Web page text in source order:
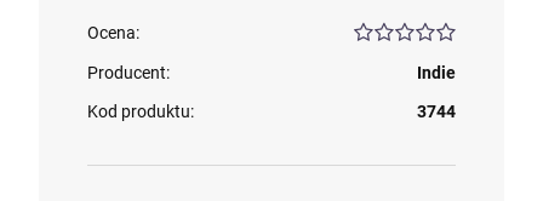
Ocena:
Producent:
Indie
Kod produktu:
3744